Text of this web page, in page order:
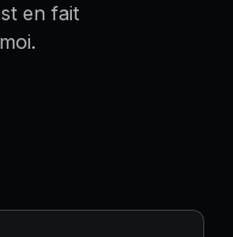
en fait